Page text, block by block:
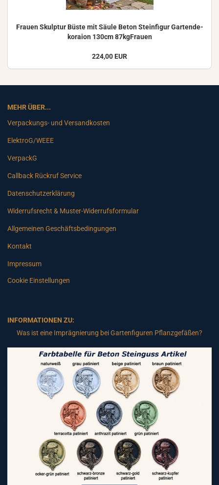
Frau­en Skulp­tur Büste mit Säule Beton Stein­fi­gur Gar­ten­de­
ko­rai­on 130cm 87kgFrauen
224,00 EUR
MEHR ÜBER...
Verpackungs- und Versandkosten
ElektroG/WEEE
VerpackG
Callback Rückruf Service
Datenschutzerklärung
Widerrufsrecht & Muster-Widerrufsformular
Allgemeinen Geschäftsbedingungen
Kontakt
Impressum
Cookie Einstellungen
INFORMATIONEN ZU:
Was ist eine Imprägnierung bei Gartenfiguren Pflanzgefäßen?